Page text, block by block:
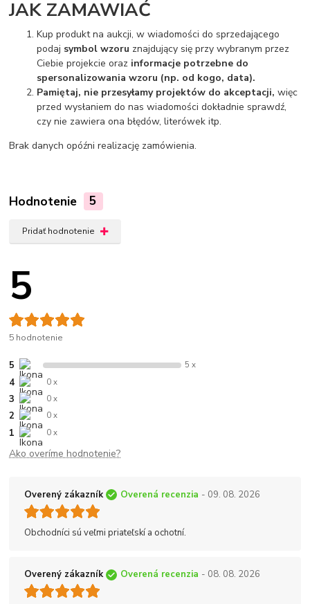
JAK ZAMAWIAĆ
Kup produkt na aukcji, w wiadomości do sprzedającego
podaj symbol wzoru znajdujący się przy wybranym przez
Ciebie projekcie oraz informacje potrzebne do
spersonalizowania wzoru (np. od kogo, data).
Pamiętaj, nie przesyłamy projektów do akceptacji,więc
przed wysłaniem do nas wiadomości dokładnie sprawdź,
czy nie zawiera ona błędów, literówek itp.
Brak danych opóźni realizację zamówienia.
Hodnotenie 5
Pridať hodnotenie
5
5 hodnotenie
5 5 x
4 0 x
3 0 x
2 0 x
1 0 x
Ako overíme hodnotenie?
Overený zákazník Overená recenzia - 09. 08. 2026
Obchodníci sú veľmi priateľskí a ochotní.
Overený zákazník Overená recenzia - 08. 08. 2026